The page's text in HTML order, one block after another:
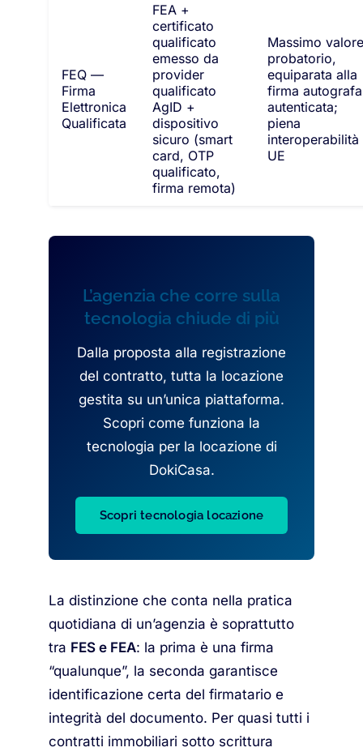
FEQ —
Firma
Elettronica
Qualificata
FEA +
certificato
qualificato
emesso da
provider
qualificato
AgID +
dispositivo
sicuro (smart
card, OTP
qualificato,
firma remota)
Massimo valore
probatorio,
equiparata alla
firma autografa
autenticata;
piena
interoperabilità
UE
L’agenzia che corre sulla
tecnologia chiude di più
Dalla proposta alla registrazione
del contratto, tutta la locazione
gestita su un’unica piattaforma.
Scopri come funziona la
tecnologia per la locazione di
DokiCasa.
Scopri tecnologia locazione
La distinzione che conta nella pratica
quotidiana di un’agenzia è soprattutto
tra FES e FEA: la prima è una firma
“qualunque”, la seconda garantisce
identificazione certa del firmatario e
integrità del documento. Per quasi tutti i
contratti immobiliari sotto scrittura